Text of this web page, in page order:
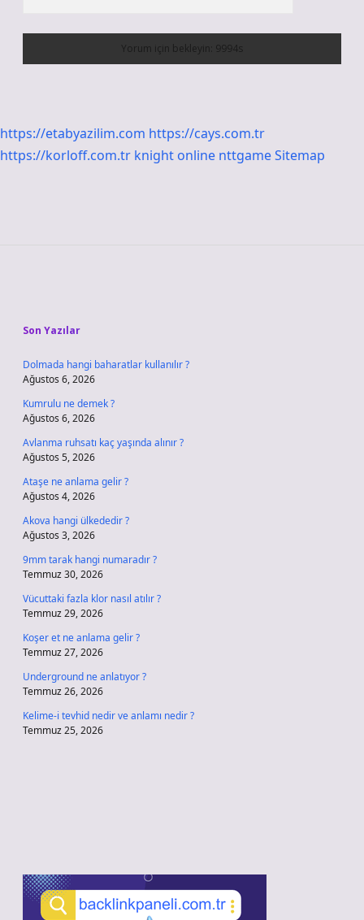
https://etabyazilim.com https://cays.com.tr
https://korloff.com.tr knight online nttgameSitemap
Son Yazılar
Dolmada hangi baharatlar kullanılır ?
Ağustos 6, 2026
Kumrulu ne demek ?
Ağustos 6, 2026
Avlanma ruhsatı kaç yaşında alınır ?
Ağustos 5, 2026
Ataşe ne anlama gelir ?
Ağustos 4, 2026
Akova hangi ülkededir ?
Ağustos 3, 2026
9mm tarak hangi numaradır ?
Temmuz 30, 2026
Vücuttaki fazla klor nasıl atılır ?
Temmuz 29, 2026
Koşer et ne anlama gelir ?
Temmuz 27, 2026
Underground ne anlatıyor ?
Temmuz 26, 2026
Kelime-i tevhid nedir ve anlamı nedir ?
Temmuz 25, 2026